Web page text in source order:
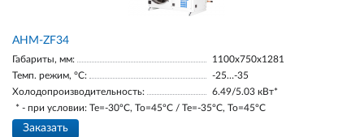
AНM-ZF34
Габариты, мм:
1100х750х1281
Темп. режим, °С:
-25…-35
Холодопроизводительность:
6.49/5.03 кВт*
* - при условии: Te=-30ºC, To=45ºC / Te=-35ºC, To=45ºC
Заказать